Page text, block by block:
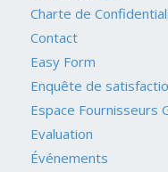
Charte de
Contact
Easy Form
Enquête de
Espace Fournisseurs
Evaluation
Événements